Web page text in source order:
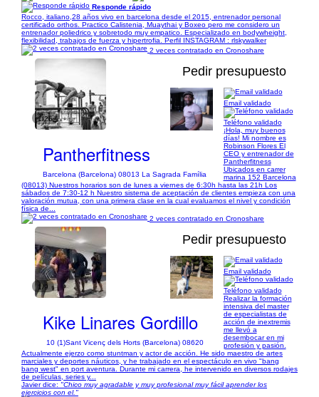
Responde rápido
Rocco, italiano,28 años vivo en barcelona desde el 2015, entrenador personal
certificado orthos. Practico Calistenia, Muaythai y Boxeo pero me considero un
entrenador poliedrico y sobretodo muy empatico. Especializado en bodywheight,
flexibilidad, trabajos de fuerza y hipertrofia. Perfil INSTAGRAM : rlskywalker
2 veces contratado en Cronoshare
1/26
Pedir presupuesto
Pantherfitness
Barcelona (Barcelona) 08013 La Sagrada Família
Email validado
Teléfono validado
¡Hola, muy buenos
días! Mi nombre es
Robinson Flores El
CEO y entrenador de
Pantherfitness
Ubicados en carrer
marina 152 Barcelona
(08013) Nuestros horarios son de lunes a viernes de 6:30h hasta las 21h Los
sábados de 7:30-12 h Nuestro sistema de aceptación de clientes empieza con una
valoración mutua, con una primera clase en la cual evaluamos el nivel y condición
física de...
2 veces contratado en Cronoshare
1/9
Pedir presupuesto
Kike Linares Gordillo
10 (1)Sant Vicenç dels Horts (Barcelona) 08620
Email validado
Teléfono validado
Realizar la formación
intensiva del master
de especialistas de
acción de inextremis
me llevó a
desembocar en mi
profesión y pasión.
Actualmente ejerzo como stuntman y actor de acción. He sido maestro de artes
marciales y deportes náuticos, y he trabajado en el espectáculo en vivo "bang
bang west" en port aventura. Durante mi carrera, he intervenido en diversos rodajes
de películas, series y...
Javier dice: "Chico muy agradable y muy profesional muy fácil aprender los
ejercicios con el."